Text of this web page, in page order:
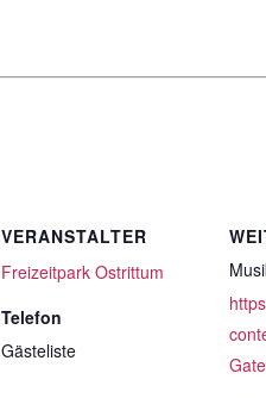
VERANSTALTER
Freizeitpark Ostrittum
Telefon
Gästeliste